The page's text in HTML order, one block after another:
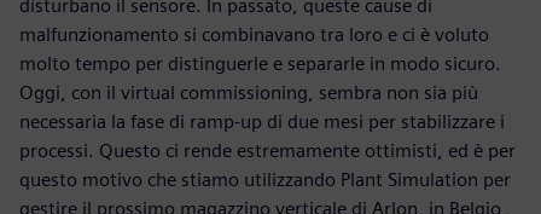
disturbano il sensore. In passato, queste cause di
malfunzionamento si combinavano tra loro e ci è voluto
molto tempo per distinguerle e separarle in modo sicuro.
Oggi, con il virtual commissioning, sembra non sia più
necessaria la fase di ramp-up di due mesi per stabilizzare i
processi. Questo ci rende estremamente ottimisti, ed è per
questo motivo che stiamo utilizzando Plant Simulation per
gestire il prossimo magazzino verticale di Arlon, in Belgio,